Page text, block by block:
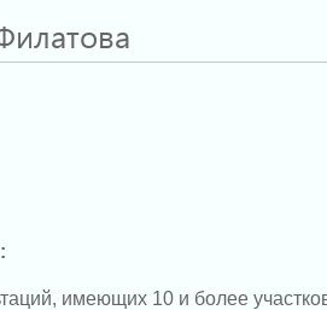
имеющих 10 и более